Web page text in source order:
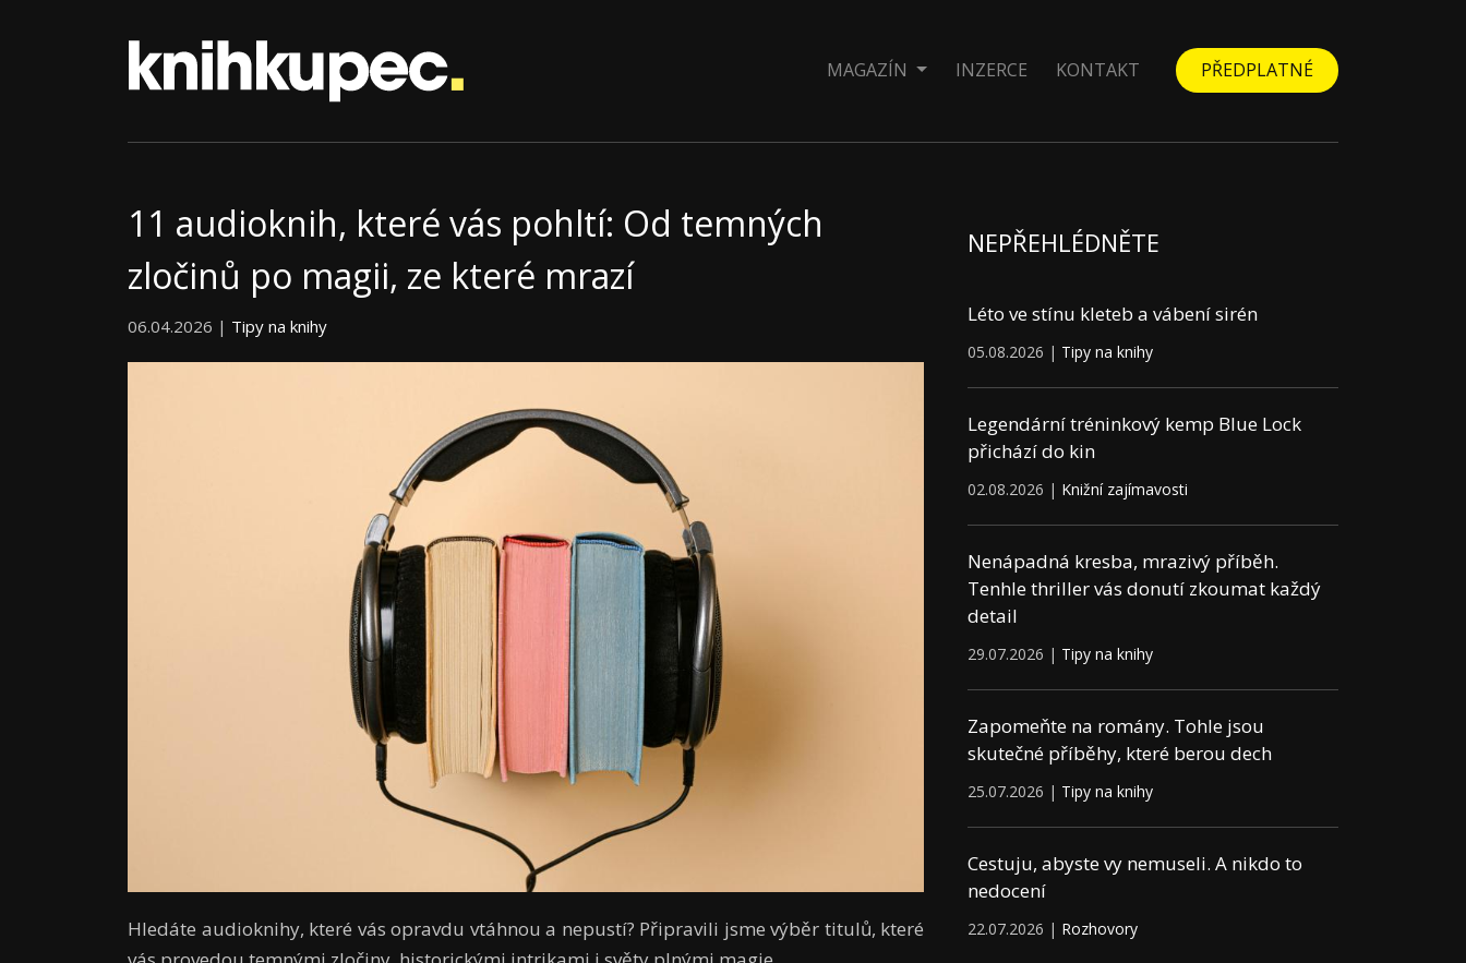
MAGAZÍN INZERCE KONTAKT PŘEDPLATNÉ
11 audioknih, které vás pohltí: Od temných
zločinů po magii, ze které mrazí
06.04.2026 | Tipy na knihy
Hledáte audioknihy, které vás opravdu vtáhnou a nepustí? Připravili jsme výběr titulů, které
NEPŘEHLÉDNĚTE
Léto ve stínu kleteb a vábení sirén
05.08.2026 | Tipy na knihy
Legendární tréninkový kemp Blue Lock
přichází do kin
02.08.2026 | Knižní zajímavosti
Nenápadná kresba, mrazivý příběh.
Tenhle thriller vás donutí zkoumat každý
detail
29.07.2026 | Tipy na knihy
Zapomeňte na romány. Tohle jsou
skutečné příběhy, které berou dech
25.07.2026 | Tipy na knihy
Cestuju, abyste vy nemuseli. A nikdo to
nedocení
22.07.2026 | Rozhovory